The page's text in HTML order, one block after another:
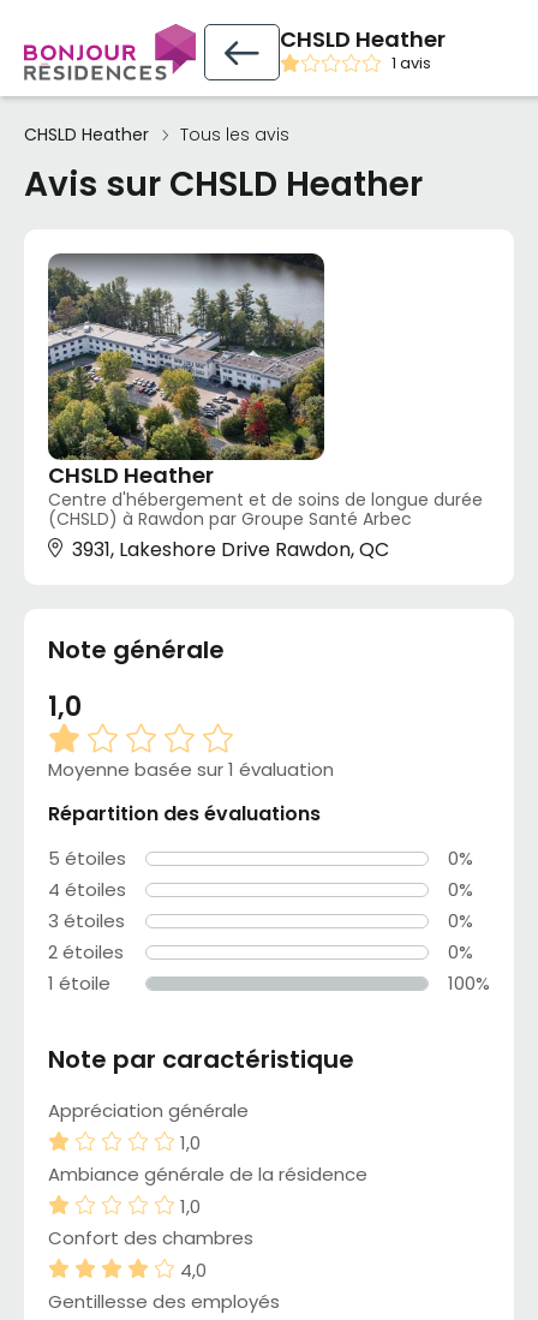
CHSLD Heather
1 avis
CHSLD Heather Tous les avis
Avis sur CHSLD Heather
CHSLD Heather
Centre d'hébergement et de soins de longue durée
(CHSLD) à Rawdon par Groupe Santé Arbec
3931, Lakeshore Drive Rawdon, QC
Note générale
1,0
Moyenne basée sur 1 évaluation
Répartition des évaluations
5 étoiles
0%
4 étoiles
0%
3 étoiles
0%
2 étoiles
0%
1 étoile
100%
Note par caractéristique
Appréciation générale
1,0
Ambiance générale de la résidence
1,0
Confort des chambres
4,0
Gentillesse des employés